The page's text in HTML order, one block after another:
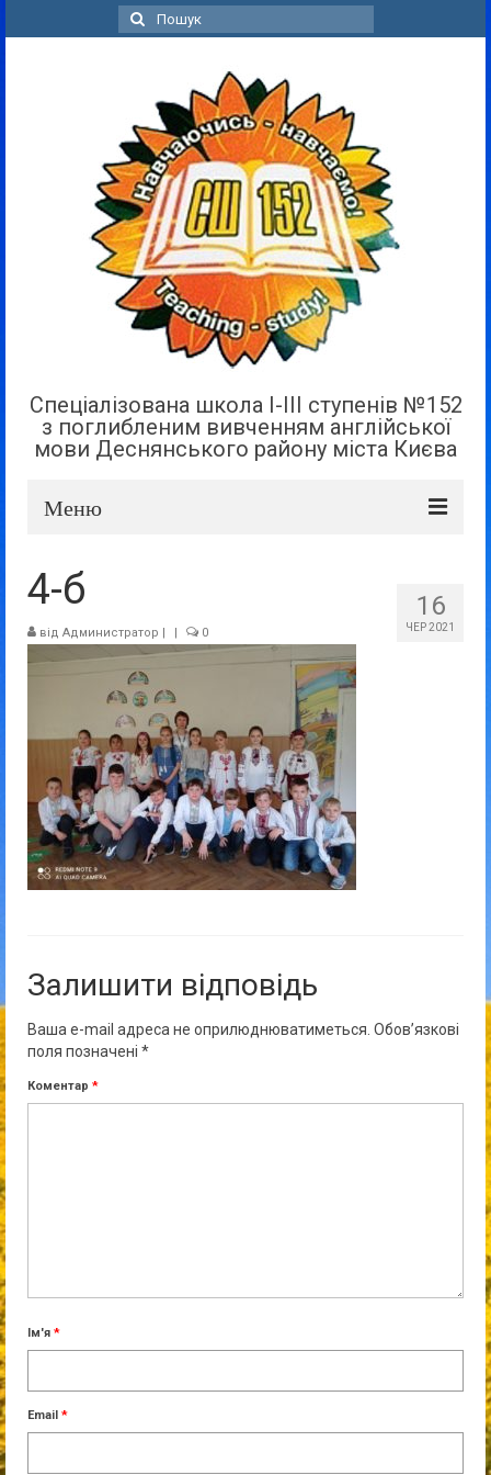
Пошук
для:
Спеціалізована школа І-ІІІ ступенів №152
з поглибленим вивченням англійської
мови Деснянського району міста Києва
Меню
Про школу
Дошка оголошень
Батькам та учням
Прозорість та відкритість
16
ЧЕР 2021
4-б
від Администратор | | 0
Залишити відповідь
Ваша e-mail адреса не оприлюднюватиметься. Обов’язкові
поля позначені *
Коментар *
Ім'я *
Email *